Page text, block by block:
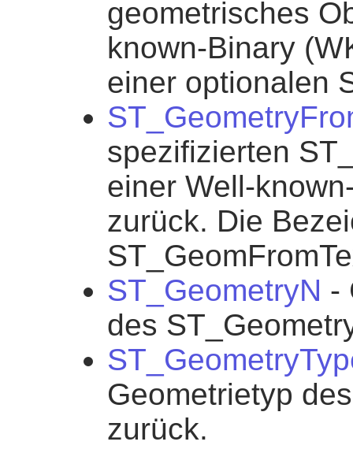
geometrisches
known-Binary
einer optionalen
spezifizierten
einer Well-
zurück. Die
ST_GeometryN -
des
Geometrietyp
zurück.